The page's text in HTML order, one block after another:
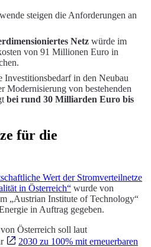
steigen die Anforderungen an
Netz würde im
von 91 Millionen Euro in
Investitionsbedarf in den Neubau
Modernisierung von bestehenden
bei rund 30 Milliarden Euro bis
für die
Wert der Stromverteilnetze
in Österreich“ wurde von
„Austrian Institute of Technology“
in Auftrag gegeben.
Österreich soll laut
2030 zu 100% mit erneuerbaren